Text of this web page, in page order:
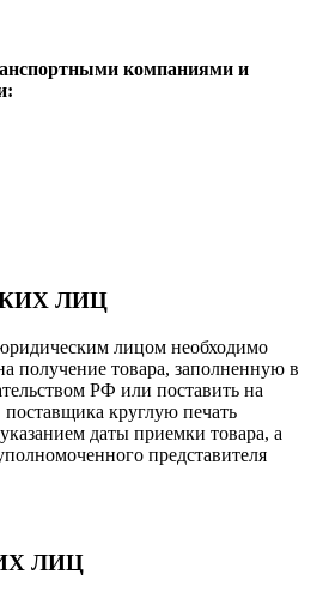
компаниями и
ЛИЦ
лицом необходимо
получение товара, заполненную в
РФ или поставить на
круглую печать
даты приемки товара, а
представителя
ЛИЦ